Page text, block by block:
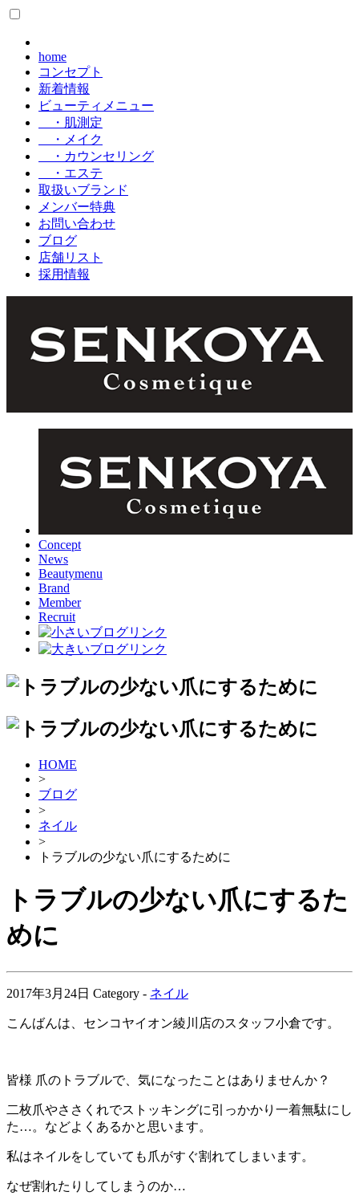
home
コンセプト
新着情報
ビューティメニュー
・肌測定
・メイク
・カウンセリング
・エステ
取扱いブランド
メンバー特典
お問い合わせ
ブログ
店舗リスト
採用情報
Concept
News
Beautymenu
Brand
Member
Recruit
HOME
>
ブログ
>
ネイル
>
トラブルの少ない爪にするために
トラブルの少ない爪にするた
めに
2017年3月24日 Category - ネイル
こんばんは、センコヤイオン綾川店のスタッフ小倉です。
皆様 爪のトラブルで、気になったことはありませんか？
二枚爪やささくれでストッキングに引っかかり一着無駄にし
た…。などよくあるかと思います。
私はネイルをしていても爪がすぐ割れてしまいます。
なぜ割れたりしてしまうのか…